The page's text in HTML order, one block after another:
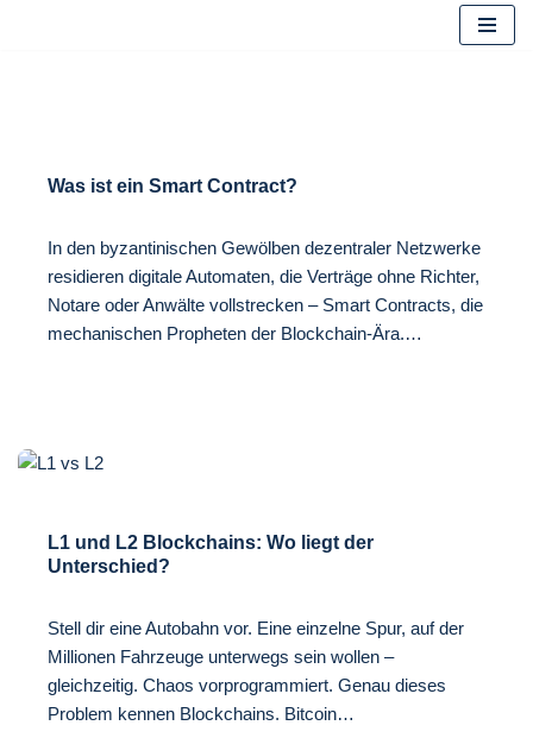
Was ist ein Smart Contract?
In den byzantinischen Gewölben dezentraler Netzwerke
residieren digitale Automaten, die Verträge ohne Richter,
Notare oder Anwälte vollstrecken – Smart Contracts, die
mechanischen Propheten der Blockchain-Ära.…
L1 und L2 Blockchains: Wo liegt der
Unterschied?
Stell dir eine Autobahn vor. Eine einzelne Spur, auf der
Millionen Fahrzeuge unterwegs sein wollen –
gleichzeitig. Chaos vorprogrammiert. Genau dieses
Problem kennen Blockchains. Bitcoin…